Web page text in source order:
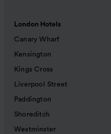
London Hotels
Canary Wharf
Kensington
Kings Cross
Liverpool Street
Paddington
Shoreditch
Westminster